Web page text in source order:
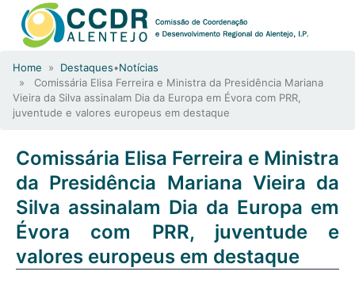
Home » Destaques•Notícias
» Comissária Elisa Ferreira e Ministra da Presidência Mariana
Vieira da Silva assinalam Dia da Europa em Évora com PRR,
juventude e valores europeus em destaque
Comissária Elisa Ferreira e Ministra
da Presidência Mariana Vieira da
Silva assinalam Dia da Europa em
Évora com PRR, juventude e
valores europeus em destaque